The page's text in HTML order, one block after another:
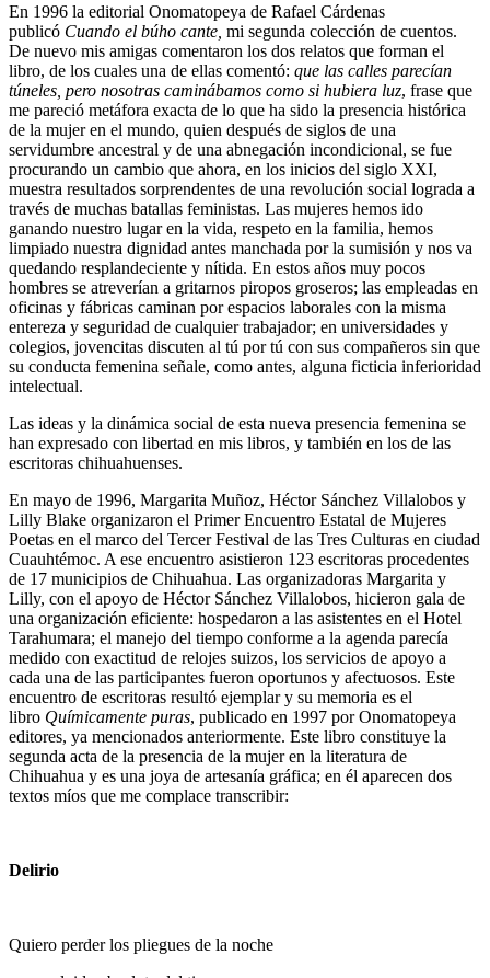
En 1996 la editorial Onomatopeya de Rafael Cárdenas
publicó Cuando el búho cante, mi segunda colección de cuentos.
De nuevo mis amigas comentaron los dos relatos que forman el
libro, de los cuales una de ellas comentó: que las calles parecían
túneles, pero nosotras caminábamos como si hubiera luz, frase que
me pareció metáfora exacta de lo que ha sido la presencia histórica
de la mujer en el mundo, quien después de siglos de una
servidumbre ancestral y de una abnegación incondicional, se fue
procurando un cambio que ahora, en los inicios del siglo XXI,
muestra resultados sorprendentes de una revolución social lograda a
través de muchas batallas feministas. Las mujeres hemos ido
ganando nuestro lugar en la vida, respeto en la familia, hemos
limpiado nuestra dignidad antes manchada por la sumisión y nos va
quedando resplandeciente y nítida. En estos años muy pocos
hombres se atreverían a gritarnos piropos groseros; las empleadas en
oficinas y fábricas caminan por espacios laborales con la misma
entereza y seguridad de cualquier trabajador; en universidades y
colegios, jovencitas discuten al tú por tú con sus compañeros sin que
su conducta femenina señale, como antes, alguna ficticia inferioridad
intelectual.
Las ideas y la dinámica social de esta nueva presencia femenina se
han expresado con libertad en mis libros, y también en los de las
escritoras chihuahuenses.
En mayo de 1996, Margarita Muñoz, Héctor Sánchez Villalobos y
Lilly Blake organizaron el Primer Encuentro Estatal de Mujeres
Poetas en el marco del Tercer Festival de las Tres Culturas en ciudad
Cuauhtémoc. A ese encuentro asistieron 123 escritoras procedentes
de 17 municipios de Chihuahua. Las organizadoras Margarita y
Lilly, con el apoyo de Héctor Sánchez Villalobos, hicieron gala de
una organización eficiente: hospedaron a las asistentes en el Hotel
Tarahumara; el manejo del tiempo conforme a la agenda parecía
medido con exactitud de relojes suizos, los servicios de apoyo a
cada una de las participantes fueron oportunos y afectuosos. Este
encuentro de escritoras resultó ejemplar y su memoria es el
libro Químicamente puras, publicado en 1997 por Onomatopeya
editores, ya mencionados anteriormente. Este libro constituye la
segunda acta de la presencia de la mujer en la literatura de
Chihuahua y es una joya de artesanía gráfica; en él aparecen dos
textos míos que me complace transcribir:
Delirio
Quiero perder los pliegues de la noche